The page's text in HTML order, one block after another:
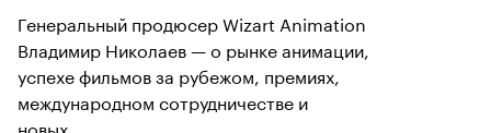
Генеральный продюсер Wizart Animation
Владимир Николаев — о рынке анимации,
успехе фильмов за рубежом, премиях,
международном сотрудничестве и
новых...